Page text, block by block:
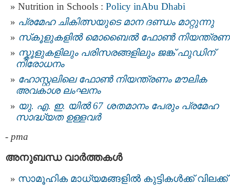
Nutrition in Schools : Policy inAbu Dhabi
പ്രമേഹ ചികിത്സയുടെ മാന ദണ്ഡം മാറ്റുന്നു
സ്‌കൂളുകളിൽ മൊബൈൽ ഫോൺ
സ്കൂളുകളിലും പരിസരങ്ങളിലും ജങ്ക് ഫുഡിന്
നിരോധനം
ഹോസ്റ്റലിലെ ഫോണ്‍ നിയന്ത്രണം മൗലിക
അവകാശ ലംഘനം
യു. എ. ഇ. യില്‍ 67 ശതമാനം പേരും പ്രമേഹ
സാദ്ധ്യത ഉള്ളവർ
- pma
അനുബന്ധ വാര്‍ത്തകള്‍
സാമൂഹിക മാധ്യമങ്ങളിൽ കുട്ടികൾക്ക് വിലക്ക്